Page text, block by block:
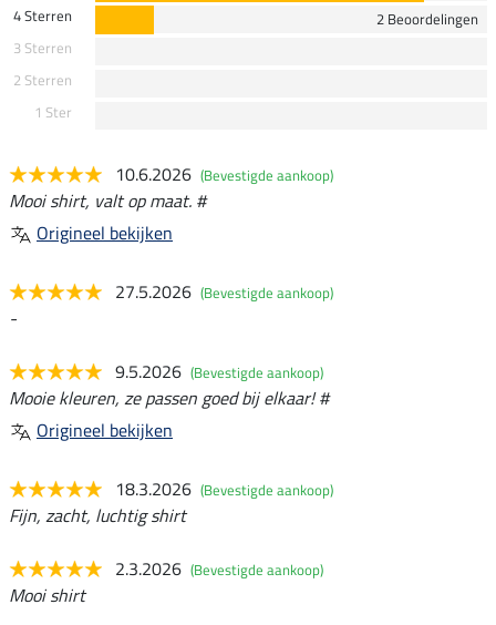
4 Sterren
2 Beoordelingen
3 Sterren
2 Sterren
1 Ster
10.6.2026 (Bevestigde aankoop)
Mooi shirt, valt op maat. #
Origineel bekijken
27.5.2026 (Bevestigde aankoop)
-
9.5.2026 (Bevestigde aankoop)
Mooie kleuren, ze passen goed bij elkaar! #
Origineel bekijken
18.3.2026 (Bevestigde aankoop)
Fijn, zacht, luchtig shirt
2.3.2026 (Bevestigde aankoop)
Mooi shirt